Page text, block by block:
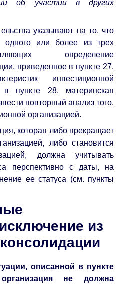
об участии в других
указывают на то, что
одного или более из трех
определение
приведенное в пункте 27,
инвестиционной
в пункте 28, материнская
повторный анализ того,
организацией.
которая либо прекращает
либо становится
должна учитывать
перспективно с даты, на
ее статуса (см. пункты
из
описанной в пункте
не должна